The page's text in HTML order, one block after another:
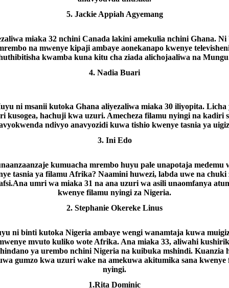
5. Jackie Appiah Agyemang
miaka 32 nchini Canada lakini amekulia nchini Ghana.
na mwenye kipaji ambaye aonekanapo kwenye
kwamba kuna kitu cha ziada alichojaaliwa na
4. Nadia Buari
ni msanii kutoka Ghana aliyezaliwa miaka 30 iliyopita. Licha
kusogea, hachuji kwa uzuri. Amecheza filamu nyingi na kadiri
ndivyo anavyozidi kuwa tishio kwenye tasnia ya
3. Ini Edo
kumuacha mrembo huyu pale unapotaja medemu
tasnia ya filamu Afrika? Naamini huwezi, labda uwe na chuki
umri wa miaka 31 na ana uzuri wa asili unaomfanya
kwenye filamu nyingi za Nigeria.
2. Stephanie Okereke Linus
ni binti kutoka Nigeria ambaye wengi wanamtaja kuwa
mvuto kuliko wote Afrika. Ana miaka 33, aliwahi
ya urembo nchini Nigeria na kuibuka mshindi. Kuanzia
gumzo kwa uzuri wake na amekuwa akitumika sana kwenye
nyingi.
1.Rita Dominic